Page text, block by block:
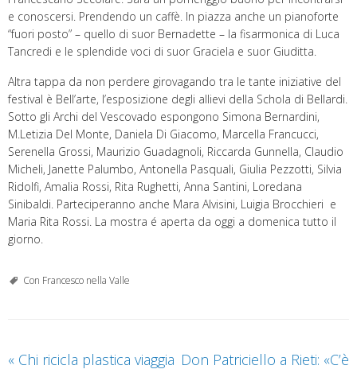
e conoscersi. Prendendo un caffè. In piazza anche un pianoforte
“fuori posto” – quello di suor Bernadette – la fisarmonica di Luca
Tancredi e le splendide voci di suor Graciela e suor Giuditta.
Altra tappa da non perdere girovagando tra le tante iniziative del
festival è Bell’arte, l’esposizione degli allievi della Schola di Bellardi.
Sotto gli Archi del Vescovado espongono Simona Bernardini,
M.Letizia Del Monte, Daniela Di Giacomo, Marcella Francucci,
Serenella Grossi, Maurizio Guadagnoli, Riccarda Gunnella, Claudio
Micheli, Janette Palumbo, Antonella Pasquali, Giulia Pezzotti, Silvia
Ridolfi, Amalia Rossi, Rita Rughetti, Anna Santini, Loredana
Sinibaldi. Parteciperanno anche Mara Alvisini, Luigia Brocchieri e
Maria Rita Rossi. La mostra é aperta da oggi a domenica tutto il
giorno.
Con Francesco nella Valle
« Chi ricicla plastica viaggia Don Patriciello a Rieti: «C’è